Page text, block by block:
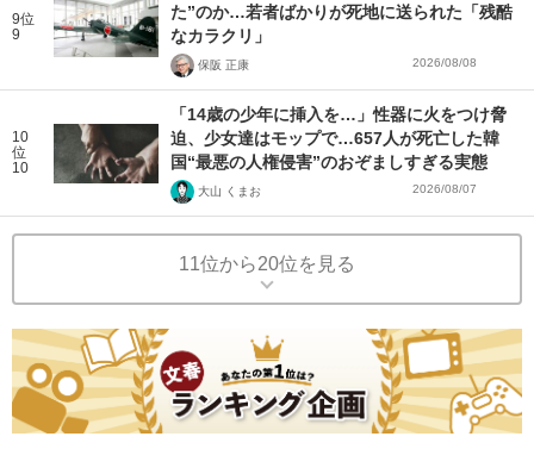
9位
9
た”のか…若者ばかりが死地に送られた「残酷
なカラクリ」
保阪 正康 2026/08/08
10
位
10
「14歳の少年に挿入を…」性器に火をつけ脅
迫、少女達はモップで…657人が死亡した韓
国“最悪の人権侵害”のおぞましすぎる実態
大山 くまお 2026/08/07
11位から20位を見る